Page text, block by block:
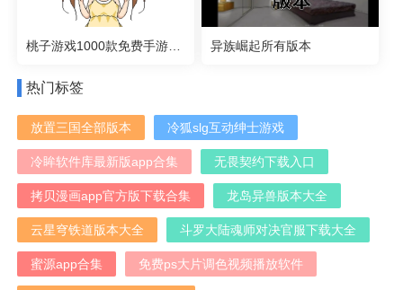
桃子游戏1000款免费手游大全像素版 异族崛起所有版本
热门标签
放置三国全部版本 冷狐slg互动绅士游戏
冷眸软件库最新版app合集 无畏契约下载入口
拷贝漫画app官方版下载合集 龙岛异兽版本大全
云星穹铁道版本大全 斗罗大陆魂师对决官服下载大全
蜜源app合集 免费ps大片调色视频播放软件